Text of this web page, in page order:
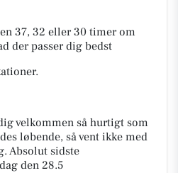
37, 32 eller 30 timer om
der passer dig bedst
velkommen så hurtigt som
løbende, så vent ikke med
Absolut sidste
den 28.5